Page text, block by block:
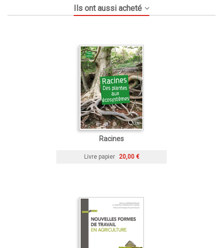
Ils ont aussi acheté
Racines
Livre papier 20,00 €